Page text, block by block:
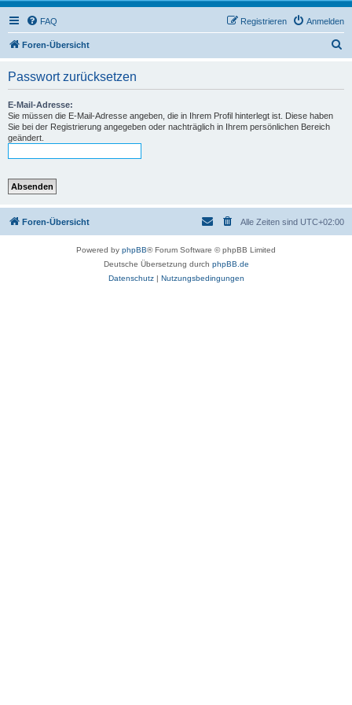
FAQ Anmelden
Registrieren
Foren-Übersicht
Passwort zurücksetzen
E-Mail-Adresse:
Sie müssen die E-Mail-Adresse angeben, die in Ihrem Profil hinterlegt ist. Diese haben
Sie bei der Registrierung angegeben oder nachträglich in Ihrem persönlichen Bereich
geändert.
Foren-Übersicht Alle Zeiten sind UTC+02:00
Powered by phpBB® Forum Software © phpBB Limited
Deutsche Übersetzung durch phpBB.de
Datenschutz| Nutzungsbedingungen